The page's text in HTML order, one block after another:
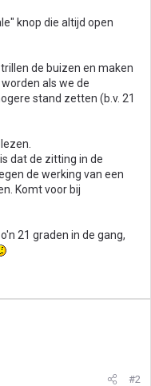
knop die altijd open
de buizen en maken
als we de
stand zetten (b.v. 21
dat de zitting in de
de werking van een
Komt voor bij
21 graden in de gang,
#2